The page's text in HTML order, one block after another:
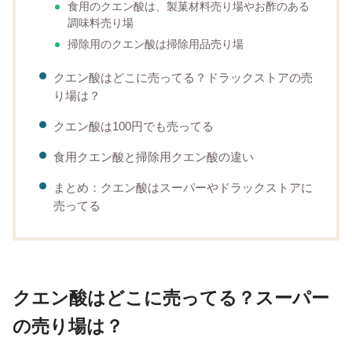
食用のクエン酸は、製菓材料売り場やお酢のある
調味料売り場
掃除用のクエン酸は掃除用品売り場
クエン酸はどこに売ってる？ドラックストアの売
り場は？
クエン酸は100円でも売ってる
食用クエン酸と掃除用クエン酸の違い
まとめ：クエン酸はスーパーやドラックストアに
売ってる
クエン酸はどこに売ってる？スーパー
の売り場は？